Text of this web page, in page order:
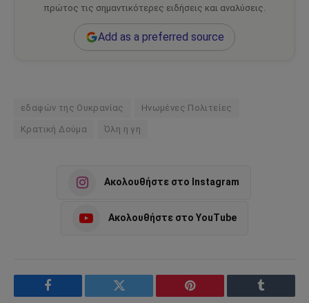
πρώτος τις σημαντικότερες ειδήσεις και αναλύσεις.
Add as a preferred source
εδαφών της Ουκρανίας Ηνωμένες Πολιτείες
Κρατική Δούμα Όλη η γη
Ακολουθήστε στο Instagram
Ακολουθήστε στο YouTube
Facebook Twitter Pinterest Tumblr